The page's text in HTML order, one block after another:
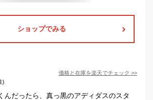
ショップでみる
価格と在庫を楽天でチェック >>
)
んだったら、真っ黒のアディダスのスタ